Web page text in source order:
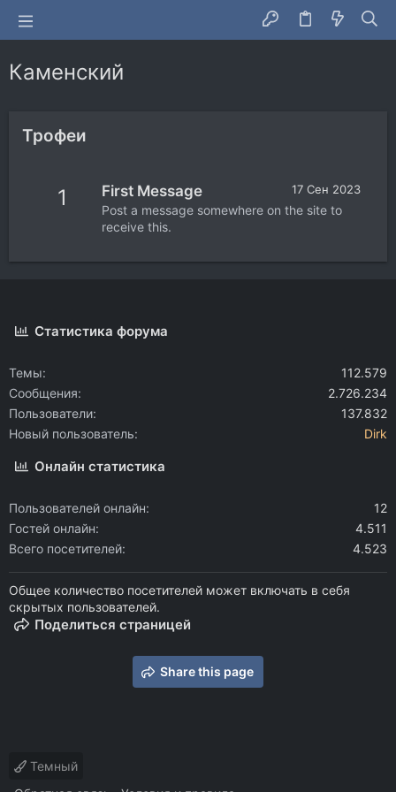
Каменский
Трофеи
1 17 Сен 2023
First Message
Post a message somewhere on the site to
receive this.
Статистика форума
Темы
112.579
Сообщения
2.726.234
Пользователи
137.832
Новый пользователь
Dirk
Онлайн статистика
Пользователей онлайн
12
Гостей онлайн
4.511
Всего посетителей
4.523
Общее количество посетителей может включать в себя
скрытых пользователей.
Поделиться страницей
Share this page
Темный